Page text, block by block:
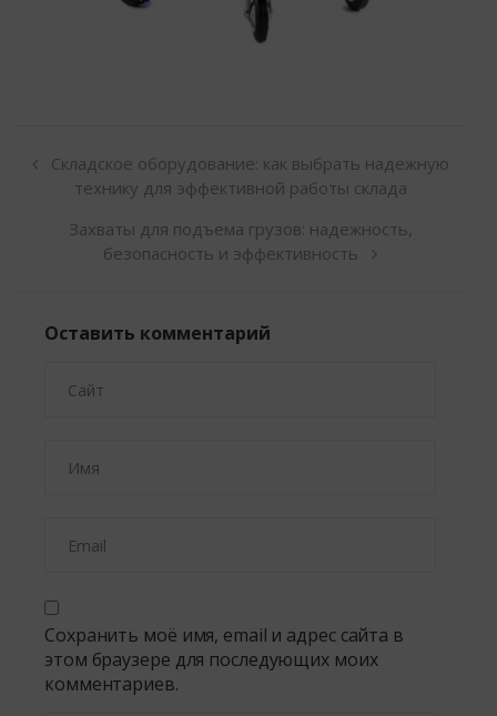
Складское оборудование: как выбрать надежную
технику для эффективной работы склада
Захваты для подъема грузов: надежность,
безопасность и эффективность
Оставить комментарий
Сохранить моё имя, email и адрес сайта в
этом браузере для последующих моих
комментариев.